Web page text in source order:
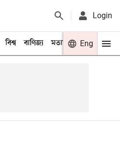
Login
বিশ্ব বাণিজ্য মতামত খেলা
Eng